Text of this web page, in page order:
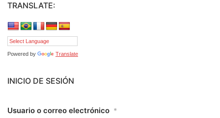
TRANSLATE:
Powered by Translate
INICIO DE SESIÓN
Usuario o correo electrónico *